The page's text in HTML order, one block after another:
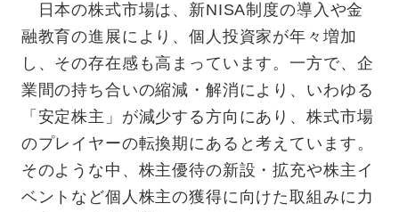
日本の株式市場は、新NISA制度の導入や金
融教育の進展により、個人投資家が年々増加
し、その存在感も高まっています。一方で、企
業間の持ち合いの縮減・解消により、いわゆる
「安定株主」が減少する方向にあり、株式市場
のプレイヤーの転換期にあると考えています。
そのような中、株主優待の新設・拡充や株主イ
ベントなど個人株主の獲得に向けた取組みに力